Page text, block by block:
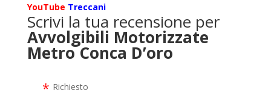
YouTube Treccani
Scrivi la tua recensione per
Avvolgibili Motorizzate
Metro Conca D’oro
Richiesto